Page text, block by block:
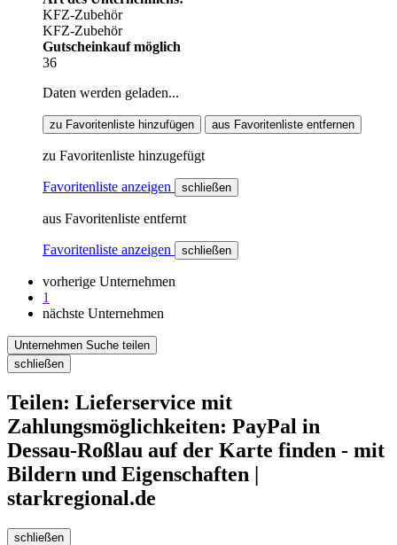
KFZ-Zubehör
KFZ-Zubehör
Gutscheinkauf möglich
36
Daten werden geladen...
zu Favoritenliste hinzufügen aus Favoritenliste entfernen
zu Favoritenliste hinzugefügt
Favoritenliste anzeigen schließen
aus Favoritenliste entfernt
Favoritenliste anzeigen schließen
vorherige Unternehmen
1
nächste Unternehmen
Unternehmen Suche teilen
schließen
Teilen: Lieferservice mit
Zahlungsmöglichkeiten: PayPal in
Dessau-Roßlau auf der Karte finden - mit
Bildern und Eigenschaften |
starkregional.de
schließen